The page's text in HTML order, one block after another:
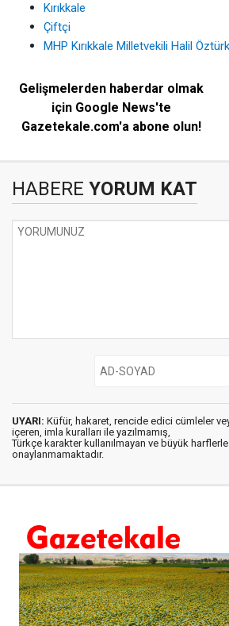
Kırıkkale
Çiftçi
MHP Kırıkkale Milletvekili Halil Öztürk
Gelişmelerden haberdar olmak
için Google News'te
Gazetekale.com'a abone olun!
HABERE YORUM KAT
UYARI: Küfür, hakaret, rencide edici cümleler
içeren, imla kuralları ile yazılmamış,
Türkçe karakter kullanılmayan ve büyük harflerle
onaylanmamaktadır.